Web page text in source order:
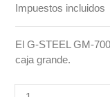
Impuestos incluidos
El G-STEEL GM-
caja grande.